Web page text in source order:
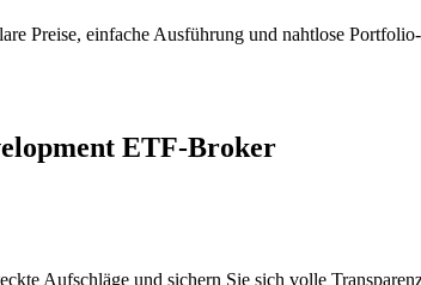
Preise, einfache Ausführung und nahtlose
ETF-Broker
Aufschläge und sichern Sie sich volle